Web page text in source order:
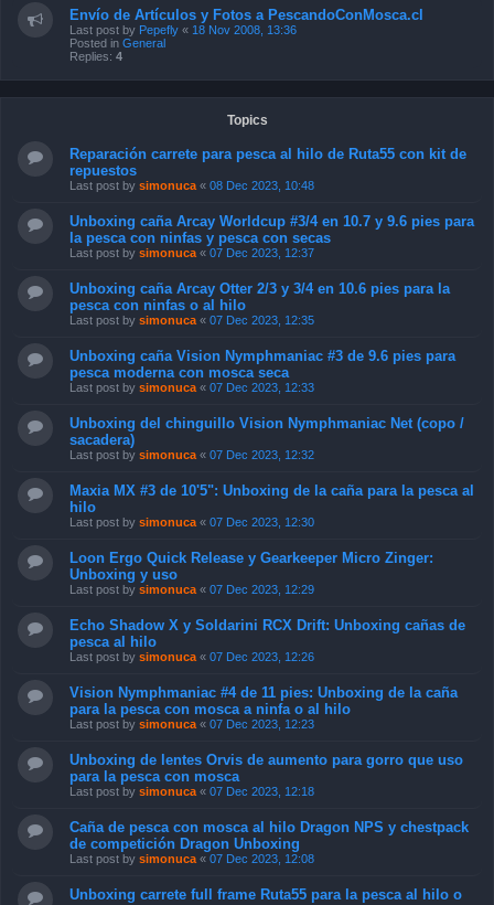
Envío de Artículos y Fotos a PescandoConMosca.cl
Last post by Pepefly « 18 Nov 2008, 13:36
Posted in General
Replies: 4
Topics
Reparación carrete para pesca al hilo de Ruta55 con kit de
repuestos
Last post by simonuca « 08 Dec 2023, 10:48
Unboxing caña Arcay Worldcup #3/4 en 10.7 y 9.6 pies para
la pesca con ninfas y pesca con secas
Last post by simonuca « 07 Dec 2023, 12:37
Unboxing caña Arcay Otter 2/3 y 3/4 en 10.6 pies para la
pesca con ninfas o al hilo
Last post by simonuca « 07 Dec 2023, 12:35
Unboxing caña Vision Nymphmaniac #3 de 9.6 pies para
pesca moderna con mosca seca
Last post by simonuca « 07 Dec 2023, 12:33
Unboxing del chinguillo Vision Nymphmaniac Net (copo /
sacadera)
Last post by simonuca « 07 Dec 2023, 12:32
Maxia MX #3 de 10'5": Unboxing de la caña para la pesca al
hilo
Last post by simonuca « 07 Dec 2023, 12:30
Loon Ergo Quick Release y Gearkeeper Micro Zinger:
Unboxing y uso
Last post by simonuca « 07 Dec 2023, 12:29
Echo Shadow X y Soldarini RCX Drift: Unboxing cañas de
pesca al hilo
Last post by simonuca « 07 Dec 2023, 12:26
Vision Nymphmaniac #4 de 11 pies: Unboxing de la caña
para la pesca con mosca a ninfa o al hilo
Last post by simonuca « 07 Dec 2023, 12:23
Unboxing de lentes Orvis de aumento para gorro que uso
para la pesca con mosca
Last post by simonuca « 07 Dec 2023, 12:18
Caña de pesca con mosca al hilo Dragon NPS y chestpack
de competición Dragon Unboxing
Last post by simonuca « 07 Dec 2023, 12:08
Unboxing carrete full frame Ruta55 para la pesca al hilo o